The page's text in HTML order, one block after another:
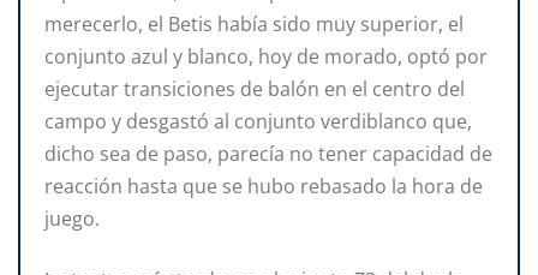
merecerlo, el Betis había sido muy superior, el
conjunto azul y blanco, hoy de morado, optó por
ejecutar transiciones de balón en el centro del
campo y desgastó al conjunto verdiblanco que,
dicho sea de paso, parecía no tener capacidad de
reacción hasta que se hubo rebasado la hora de
juego.